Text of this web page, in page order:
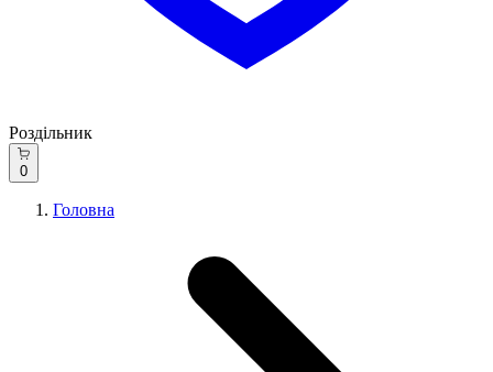
Роздільник
0
Головна